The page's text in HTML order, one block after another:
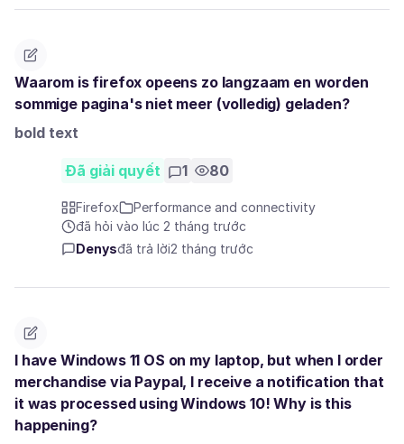
Waarom is firefox opeens zo langzaam en worden
sommige pagina's niet meer (volledig) geladen?
bold text
Đã giải quyết 1 80
Firefox
Performance and connectivity
đã hỏi vào lúc 2 tháng trước
Denysđã trả lời2 tháng trước
I have Windows 11 OS on my laptop, but when I order
merchandise via Paypal, I receive a notification that
it was processed using Windows 10! Why is this
happening?